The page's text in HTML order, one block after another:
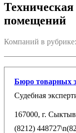
Техническая
помещений
Компаний в
Бюро товарных
Судебная
167000, г.
(8212)